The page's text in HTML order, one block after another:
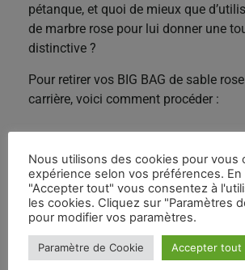
pétanque, et quoi de mieux que
de marbre rose pour lui donner une
distinctive ?
Pour retirer vos BIG BAG de sable
carrière, voici comment procéder :
Contactez notre équipe
Préparation du retrait
Profitez de votre sable rose
Chez Carrière Vila, nous sommes fiers
Nous utilisons des cookies pour vous
expérience selon vos préférences. En
"Accepter tout" vous consentez à
les cookies. Cliquez sur "Paramètres
pour modifier vos paramètres.
Paramètre de Cookie Accepter tout